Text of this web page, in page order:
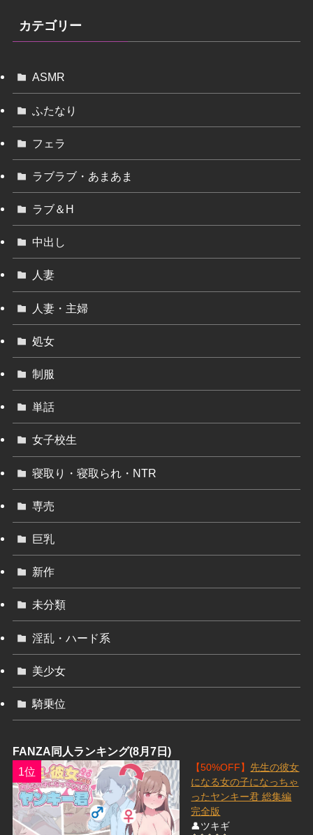
カテゴリー
ASMR
ふたなり
フェラ
ラブラブ・あまあま
ラブ＆H
中出し
人妻
人妻・主婦
処女
制服
単話
女子校生
寝取り・寝取られ・NTR
専売
巨乳
新作
未分類
淫乱・ハード系
美少女
騎乗位
FANZA同人ランキング(8月7日)
1位
【50%OFF】 先生の彼女
になる女の子になっちゃ
ったヤンキー君 総集編
完全版
👤ツキギ